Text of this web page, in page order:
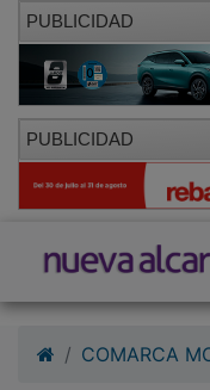
PUBLICIDAD
PUBLICIDAD
COMARCA